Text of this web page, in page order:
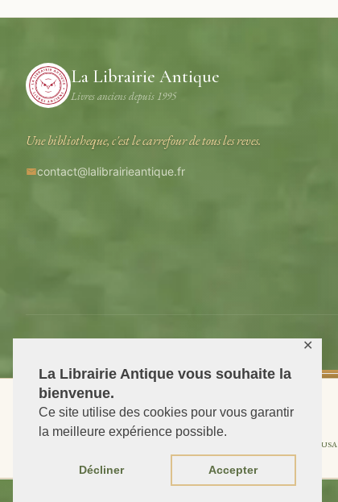
La Librairie Antique vous souhaite la
bienvenue.
Ce site utilise des cookies pour vous garantir
la meilleure expérience possible.
Décliner Accepter
✕
La Librairie Antique
Livres anciens depuis 1995
Une bibliotheque, c'est le carrefour de tous les reves.
contact@lalibrairieantique.fr
© 2026 La Librairie Antique — Tous droits reserves
Shipping to USA